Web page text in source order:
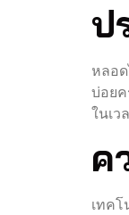
ป
หลอ
บ่อย
ในเว
ค
เทค